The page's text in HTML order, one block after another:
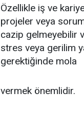
Özellikle iş ve
projeler veya
cazip gelmeyebilir
stres veya gerilim
gerektiğinde mola
vermek önemlidir.